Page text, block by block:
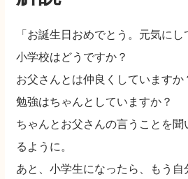
「お誕生日おめでとう。元気に
小学校はどうですか？
お父さんとは仲良くしていますか
勉強はちゃんとしていますか？
ちゃんとお父さんの言うことを
るように。
あと、小学生になったら、もう自